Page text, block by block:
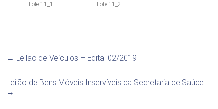
Lote 11_1 Lote 11_2
← Leilão de Veículos – Edital 02/2019
Leilão de Bens Móveis Inservíveis da Secretaria de Saúde
→